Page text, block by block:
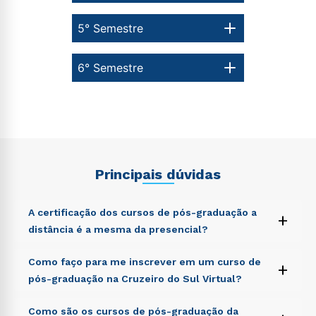
6° Semestre
5° Semestre
Principais dúvidas
A certificação dos cursos de pós-graduação a
distância é a mesma da presencial?
+
Sed ut perspiciatis unde omnis iste natus error sit
voluptatem accusantium doloremque laudantium,
totam rem aperiam, eaque ipsa quae ab illo inventore
explicabo. Nemo enim ipsam voluptatem quia
Como faço para me inscrever em um curso de
pós-graduação na Cruzeiro do Sul Virtual?
+
Sed ut perspiciatis unde omnis iste natus error sit
Como são os cursos de pós-graduação da
Estou de acordo com aPolítica de Privacidade.
autorizo que meus dados sejam utilizados para o